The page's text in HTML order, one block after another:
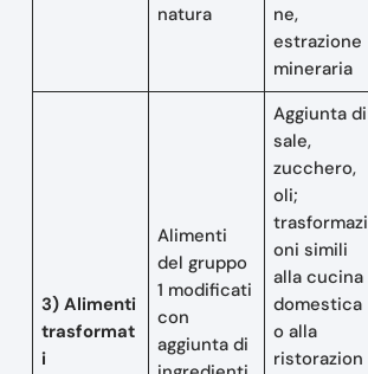
natura
ne,
estrazione
mineraria
3) Alimenti
trasformat
i
Alimenti
del gruppo
1 modificati
con
aggiunta di
Aggiunta di
sale,
zucchero,
oli;
trasformazi
oni simili
alla cucina
domestica
o alla
ristorazion